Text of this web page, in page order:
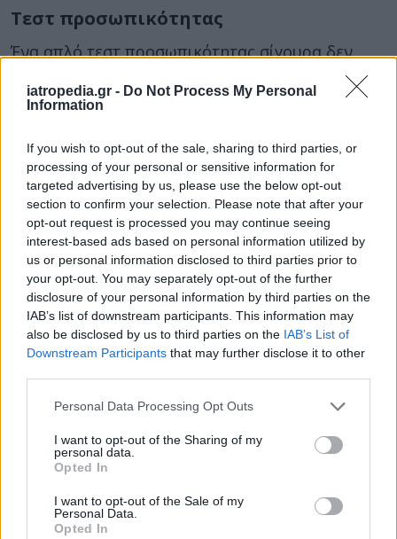
iatropedia.gr - Do Not Process My Personal
Information
If you wish to opt-out of the sale, sharing to third parties, or
processing of your personal or sensitive information for
targeted advertising by us, please use the below opt-out
section to confirm your selection. Please note that after your
opt-out request is processed you may continue seeing
interest-based ads based on personal information utilized by
us or personal information disclosed to third parties prior to
your opt-out. You may separately opt-out of the further
disclosure of your personal information by third parties on the
IAB’s list of downstream participants. This information may
also be disclosed by us to third parties on the IAB’s List of
Downstream Participants that may further disclose it to other
Personal Data Processing Opt Outs
I want to opt-out of the Sharing of my
personal data.
Opted In
I want to opt-out of the Sale of my
Personal Data.
Opted In
Τεστ προσωπικότητας
Ένα απλό τεστ προσωπικότητας σίγουρα δεν
μπορεί να προβλέψει μεμονωμένα καρδιακά
προβλήματα ή άλλες ασθένειες. Είναι, πάντως,
σας τύπους προσωπικότητας για να δείτε πώς τα
προσωπικά σας χαρακτηριστικά συμβάλλουν
στο στρες, το άγχος και πώς μπορεί να σας
οδηγήσουν σε καρδιακή νόσο.
Πηγή:http://examinedexistence.com
Πατήστε Play, λοιπόν, και κάντε το τεστ…
ΔΙΑΒΑΣΤΕ ΕΠΙΣΗΣ
Τι αποκαλύπτει για την προσωπικότητά
Δείκτης ευτυχίας: Κάντε ΕΔΩ το μοναδικό
τεστ αυτοαξιολόγησης του βρετανικού Ε.Σ.Υ.
Κάντε ΣΤΑ ΕΛΛΗΝΙΚΑ το πιο ακριβές τεστ